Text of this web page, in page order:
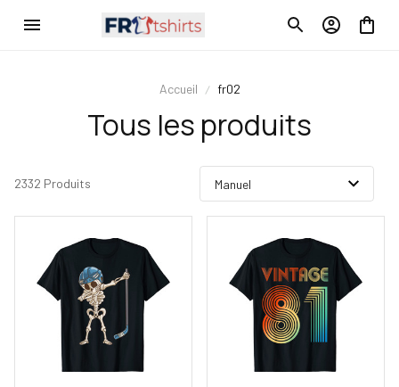
Accueil fr02
Tous les produits
2332 Produits